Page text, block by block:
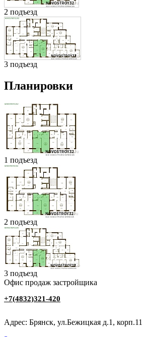
2 подъезд
3 подъезд
Планировки
1 подъезд
2 подъезд
3 подъезд
Офис продаж застройщика
+7(4832)321-420
Адрес: Брянск, ул.Бежицкая д.1, корп.11